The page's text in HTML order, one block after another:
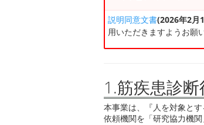
説明同意文書(2026年2月
用いただきますようお願
1.筋疾患診
本事業は、『人を対象と
依頼機関を「研究協力機